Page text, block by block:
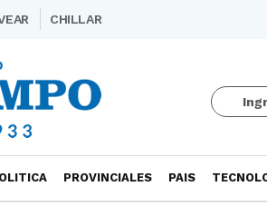
CHILLAR
PROVINCIALES PAIS